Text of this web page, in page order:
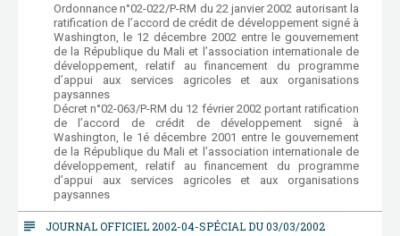
Ordonnance n°02-022/P-RM du 22 janvier 2002 autorisant la
ratification de l’accord de crédit de développement signé à
Washington, le 12 décembre 2002 entre le gouvernement
de la République du Mali et l’association internationale de
développement, relatif au financement du programme
d’appui aux services agricoles et aux organisations
paysannes
Décret n°02-063/P-RM du 12 février 2002 portant ratification
de l’accord de crédit de développement signé à
Washington, le 1é décembre 2001 entre le gouvernement
de la République du Mali et l’association internationale de
développement, relatif au financement du programme
d’appui aux services agricoles et aux organisations
paysannes
subject JOURNAL OFFICIEL 2002-04-SPÉCIAL DU 03/03/2002